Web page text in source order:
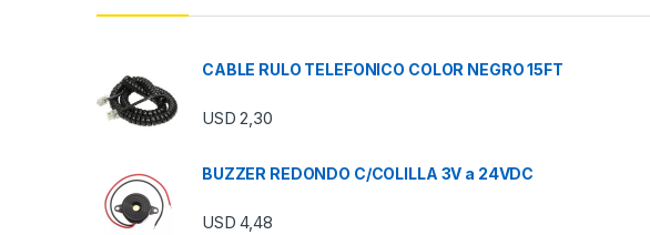
CABLE RULO TELEFONICO COLOR NEGRO 15FT
USD 2,30
BUZZER REDONDO C/COLILLA 3V a 24VDC
USD 4,48